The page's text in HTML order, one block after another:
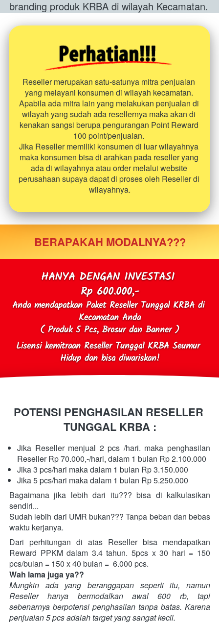
Reseller merupakan satu-satunya mitra penjualan
yang melayani konsumen di wilayah kecamatan.
Apabila ada mitra lain yang melakukan penjualan di
wilayah yang sudah ada resellernya maka akan di
kenakan sangsi berupa pengurangan Point Reward
100 point/penjualan.
Jika Reseller memiliki konsumen di luar wilayahnya
maka konsumen bisa di arahkan pada reseller yang
ada di wilayahnya atau order melalui website
perusahaan supaya dapat di proses oleh Reseller di
wilayahnya.
BERAPAKAH MODALNYA???
HANYA DENGAN INVESTASI
Rp 600.000,-
Anda mendapatkan Paket Reseller Tunggal KRBA di
Kecamatan Anda
( Produk 5 Pcs, Brosur dan Banner )
Lisensi kemitraan Reseller Tunggal KRBA Seumur
Hidup dan bisa diwariskan!
POTENSI PENGHASILAN RESELLER
TUNGGAL KRBA :
Jika Reseller menjual 2 pcs /hari. maka penghasilan
Reseller Rp 70.000,-/hari, dalam 1 bulan Rp 2.100.000
Jika 3 pcs/hari maka dalam 1 bulan Rp 3.150.000
Jika 5 pcs/hari maka dalam 1 bulan Rp 5.250.000
Bagaimana jika lebih dari itu??? bisa di kalkulasikan
sendiri...
Sudah lebih dari UMR bukan??? Tanpa beban dan bebas
waktu kerjanya.
Dari perhitungan di atas Reseller bisa mendapatkan
Reward PPKM dalam 3.4 tahun. 5pcs x 30 hari = 150
pcs/bulan = 150 x 40 bulan =  6.000 pcs.
Wah lama juga ya??
Mungkin ada yang beranggapan seperti itu, namun
Reseller hanya bermodalkan awal 600 rb, tapi
sebenarnya berpotensi penghasilan tanpa batas. Karena
penjualan 5 pcs adalah target yang sangat kecil.